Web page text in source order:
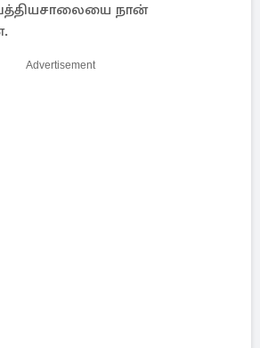
நான்
Advertisement